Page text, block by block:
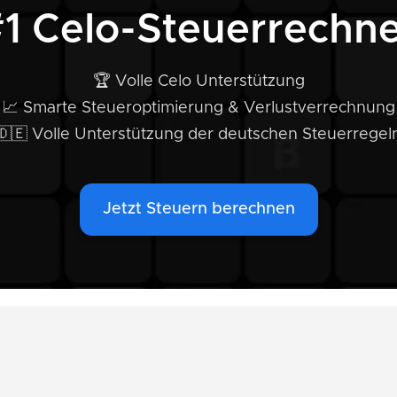
Celo-
🏆 Volle Celo Unterstützung
📈 Smarte Steueroptimierung & Verlustverrechnung
Volle Unterstützung der deutschen
Jetzt Steuern berechnen